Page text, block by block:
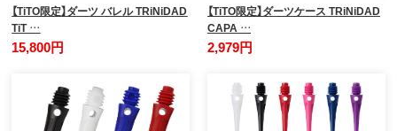
【TiTO限定】ダーツ バレル TRiNiDAD
TiT …
15,800円
【TiTO限定】ダーツケース TRiNiDAD
CAPA …
2,979円